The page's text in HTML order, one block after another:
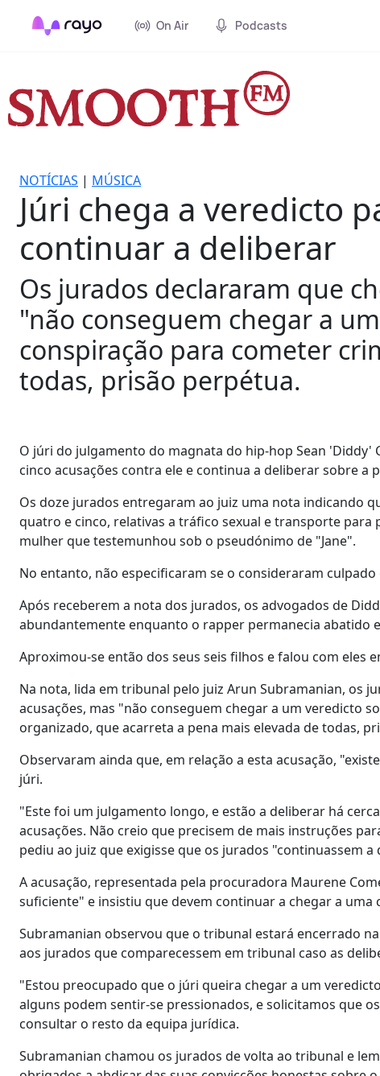
On Air Podcasts
NOTÍCIAS | MÚSICA
Júri chega a veredicto
continuar a deliberar
Os jurados declararam que
"não conseguem chegar a
conspiração para cometer
todas, prisão perpétua.
O júri do julgamento do magnata do hip-hop Sean
cinco acusações contra ele e continua a deliberar sobre
Os doze jurados entregaram ao juiz uma nota indicando
quatro e cinco, relativas a tráfico sexual e transporte para
mulher que testemunhou sob o pseudónimo de "Jane".
No entanto, não especificaram se o consideraram
Após receberem a nota dos jurados, os advogados de
abundantemente enquanto o rapper permanecia abatido
Aproximou-se então dos seus seis filhos e falou com eles
Na nota, lida em tribunal pelo juiz Arun Subramanian, os
acusações, mas "não conseguem chegar a um veredicto
organizado, que acarreta a pena mais elevada de todas,
Observaram ainda que, em relação a esta acusação,
júri.
"Este foi um julgamento longo, e estão a deliberar há
acusações. Não creio que precisem de mais instruções
pediu ao juiz que exigisse que os jurados "continuassem a
A acusação, representada pela procuradora Maurene
suficiente" e insistiu que devem continuar a chegar a uma
Subramanian observou que o tribunal estará encerrado
aos jurados que comparecessem em tribunal caso as
"Estou preocupado que o júri queira chegar a um
alguns podem sentir-se pressionados, e solicitamos que
consultar o resto da equipa jurídica.
Subramanian chamou os jurados de volta ao tribunal e